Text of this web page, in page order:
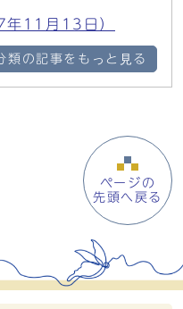
年11月13日）
類の記事をもっと見る
ページの
先頭へ戻る